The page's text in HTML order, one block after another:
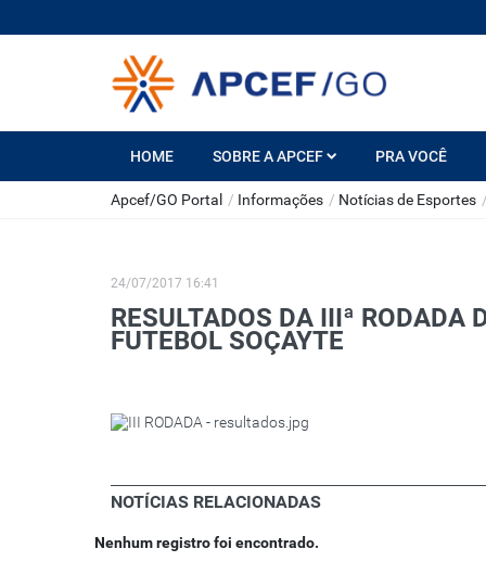
HOME SOBRE A APCEF PRA VOCÊ
Apcef/GO Portal / Informações / Notícias de Esportes
24/07/2017 16:41
RESULTADOS DA IIIª RODADA
FUTEBOL SOÇAYTE
NOTÍCIAS RELACIONADAS
Nenhum registro foi encontrado.